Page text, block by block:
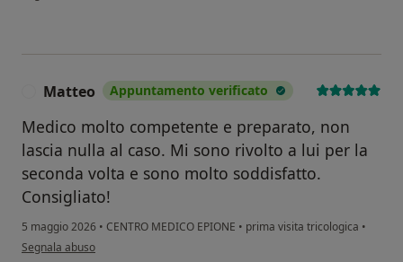
Matteo Appuntamento verificato
Medico molto competente e preparato, non
lascia nulla al caso. Mi sono rivolto a lui per la
seconda volta e sono molto soddisfatto.
Consigliato!
5 maggio 2026 • CENTRO MEDICO EPIONE • prima visita tricologica •
secondo l'opinione dell'utente Matteo
Segnala abuso